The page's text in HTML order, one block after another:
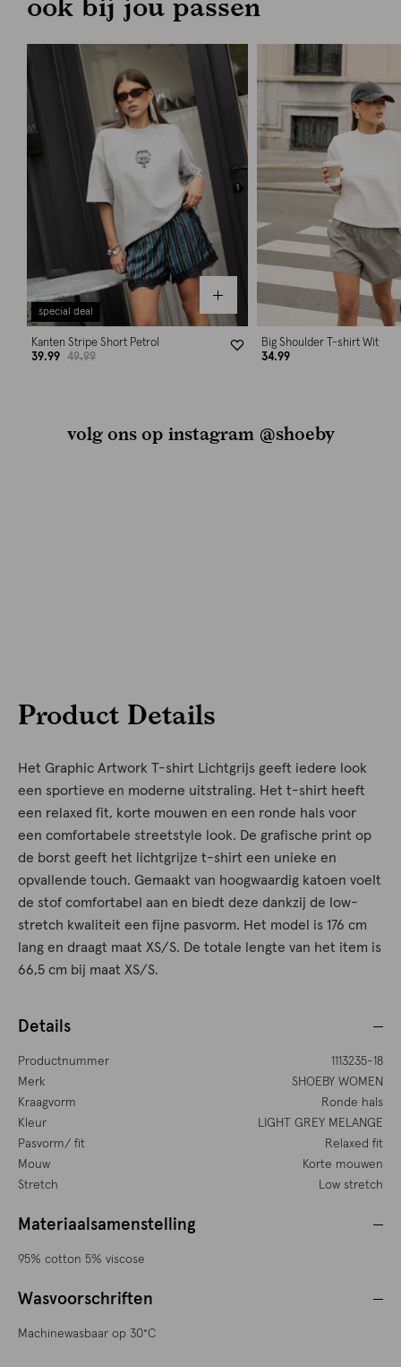
special deal
Kanten Stripe Short Petrol
39.99
49.99
Big Shoulder T-shirt Wit
34.99
volg ons op instagram @shoeby
Product Details
Het Graphic Artwork T-shirt Lichtgrijs geeft iedere look
een sportieve en moderne uitstraling. Het t-shirt heeft
een relaxed fit, korte mouwen en een ronde hals voor
een comfortabele streetstyle look. De grafische print op
de borst geeft het lichtgrijze t-shirt een unieke en
opvallende touch. Gemaakt van hoogwaardig katoen voelt
de stof comfortabel aan en biedt deze dankzij de low-
stretch kwaliteit een fijne pasvorm. Het model is 176 cm
lang en draagt maat XS/S. De totale lengte van het item is
66,5 cm bij maat XS/S.
Details
Productnummer
1113235-18
Merk
SHOEBY WOMEN
Kraagvorm
Ronde hals
Kleur
LIGHT GREY MELANGE
Pasvorm/ fit
Relaxed fit
Mouw
Korte mouwen
Stretch
Low stretch
Materiaalsamenstelling
95% cotton 5% viscose
Wasvoorschriften
Machinewasbaar op 30°C